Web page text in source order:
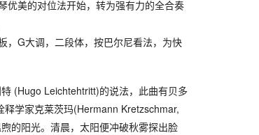
优美的对位法开始，转为强有力的全合奏
，G大调，二段体，按巴尔尼看法，为快
(Hugo Leichtehtritt)的说法，此曲有贝多
学家克莱茨玛(Hermann Kretzschmar,
的阳光。清晨，太阳便冲破秋雾探出脸